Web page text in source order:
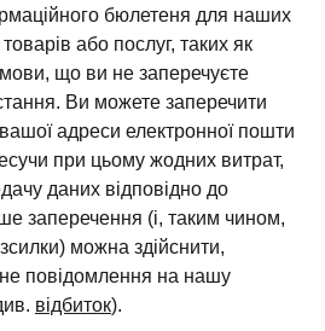
бюлетеня для наших
або послуг, таких як
що ви не заперечуєте
Ви можете заперечити
адреси електронної пошти
при цьому жодних витрат,
даних відповідно до
заперечення (і, таким чином,
можна здійснити,
повідомлення на нашу
відбиток).